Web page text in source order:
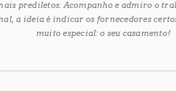
prediletos. Acompanho e admiro o
a ideia é indicar os fornecedores
muito especial: o seu casamento!